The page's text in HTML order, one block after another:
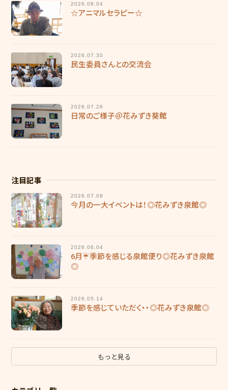
2026.08.04
☆アニマルセラピー☆
2026.07.30
民生委員さんとの交流会
2026.07.26
日常のご様子＠花みずき葵館
注目記事
2026.07.08
今月の一大イベントは！◎花みずき泉館◎
2026.06.04
6月☔季節を感じる泉館便り◎花みずき泉館
◎
2026.05.14
季節を感じていただく・・◎花みずき泉館◎
もっと見る